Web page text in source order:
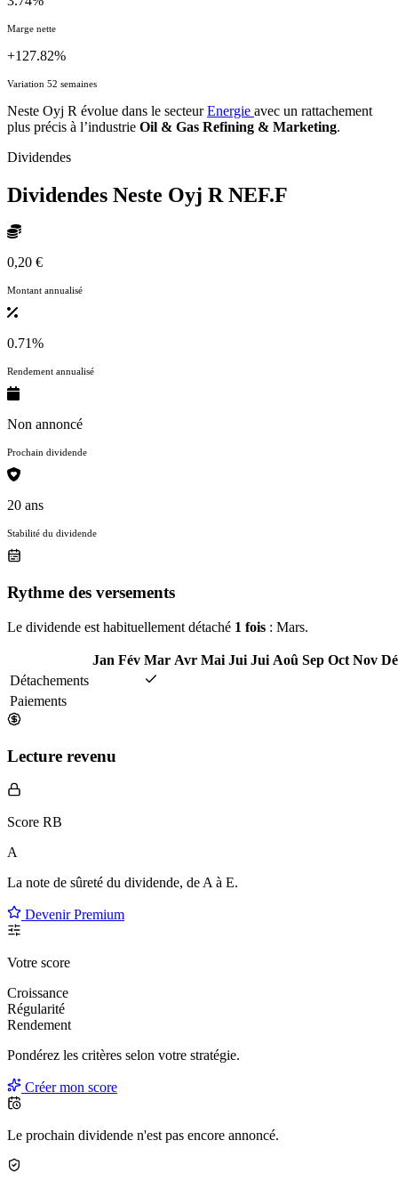
Marge nette
+127.82%
Variation 52 semaines
Neste Oyj R évolue dans le secteurEnergie avec un rattachement
plus précis à l’industrie Oil & Gas Refining & Marketing.
Dividendes
Dividendes Neste Oyj R NEF.F
0,20 €
Montant annualisé
0.71%
Rendement annualisé
Non annoncé
Prochain dividende
20 ans
Stabilité du dividende
Rythme des versements
Le dividende est habituellement détaché 1 fois : Mars.
Jan Fév Mar Avr Mai Jui Jui Aoû Sep Oct Nov
Détachements
Paiements
Lecture revenu
Score RB
A
La note de sûreté du dividende, de A à E.
Devenir Premium
Votre score
Croissance
Régularité
Rendement
Pondérez les critères selon votre stratégie.
Créer mon score
Le prochain dividende n'est pas encore annoncé.